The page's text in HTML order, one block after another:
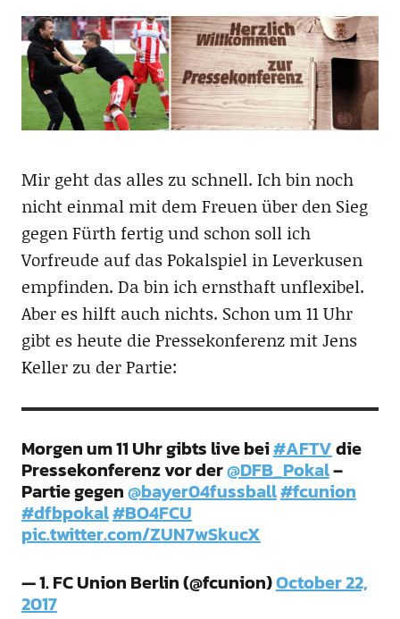
Mir geht das alles zu schnell. Ich bin noch
nicht einmal mit dem Freuen über den Sieg
gegen Fürth fertig und schon soll ich
Vorfreude auf das Pokalspiel in Leverkusen
empfinden. Da bin ich ernsthaft unflexibel.
Aber es hilft auch nichts. Schon um 11 Uhr
gibt es heute die Pressekonferenz mit Jens
Keller zu der Partie:
Morgen um 11 Uhr gibts live bei#AFTVdie
Pressekonferenz vor der@DFB_Pokal–
Partie gegen@bayer04fussball#fcunion
#dfbpokal#BO4FCU
pic.twitter.com/ZUN7wSkucX
— 1. FC Union Berlin (@fcunion)October 22,
2017